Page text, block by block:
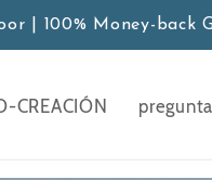
| 100% Money-back
CREACIÓN